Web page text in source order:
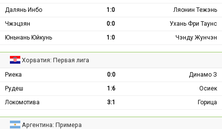
Далянь Инбо
1:0
Ляонин Тежэнь
Чжэцзян
0:0
Ухань Фри Таунс
Юньнань Юйкунь
1:0 Чэнду Жунчэн
Хорватия: Первая лига
Риека 0:0
Динамо З
Рудеш
1:6
Осиек
Локомотива
3:1 Горица
Аргентина: Примера